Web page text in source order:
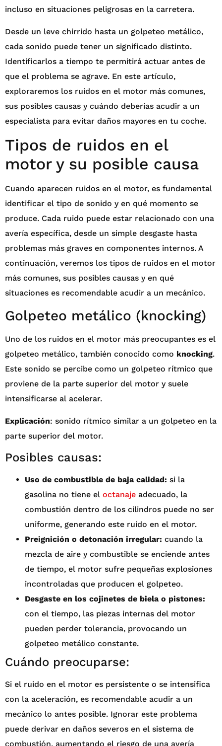
incluso en situaciones peligrosas en la carretera.
Desde un leve chirrido hasta un golpeteo metálico,
cada sonido puede tener un significado distinto.
Identificarlos a tiempo te permitirá actuar antes de
que el problema se agrave. En este artículo,
exploraremos los ruidos en el motor más comunes,
sus posibles causas y cuándo deberías acudir a un
especialista para evitar daños mayores en tu coche.
Tipos de ruidos en el
motor y su posible causa
Cuando aparecen ruidos en el motor, es fundamental
identificar el tipo de sonido y en qué momento se
produce. Cada ruido puede estar relacionado con una
avería específica, desde un simple desgaste hasta
problemas más graves en componentes internos. A
continuación, veremos los tipos de ruidos en el motor
más comunes, sus posibles causas y en qué
situaciones es recomendable acudir a un mecánico.
Golpeteo metálico (knocking)
Uno de los ruidos en el motor más preocupantes es el
golpeteo metálico, también conocido como knocking.
Este sonido se percibe como un golpeteo rítmico que
proviene de la parte superior del motor y suele
intensificarse al acelerar.
Explicación: sonido rítmico similar a un golpeteo en la
parte superior del motor.
Posibles causas:
Uso de combustible de baja calidad: si la
gasolina no tiene el octanaje adecuado, la
combustión dentro de los cilindros puede no ser
uniforme, generando este ruido en el motor.
Preignición o detonación irregular: cuando la
mezcla de aire y combustible se enciende antes
de tiempo, el motor sufre pequeñas explosiones
incontroladas que producen el golpeteo.
Desgaste en los cojinetes de biela o pistones:
con el tiempo, las piezas internas del motor
pueden perder tolerancia, provocando un
golpeteo metálico constante.
Cuándo preocuparse:
Si el ruido en el motor es persistente o se intensifica
con la aceleración, es recomendable acudir a un
mecánico lo antes posible. Ignorar este problema
puede derivar en daños severos en el sistema de
combustión, aumentando el riesgo de una avería